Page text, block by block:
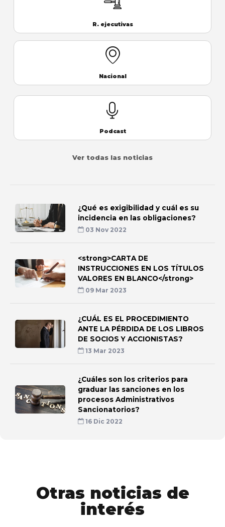
R. ejecutivas
Nacional
Podcast
Ver todas las noticias
¿Qué es exigibilidad y cuál es su
incidencia en las obligaciones?
03 Nov 2022
<strong>CARTA DE
INSTRUCCIONES EN LOS TÍTULOS
VALORES EN BLANCO</strong>
09 Mar 2023
¿CUÁL ES EL PROCEDIMIENTO
ANTE LA PÉRDIDA DE LOS LIBROS
DE SOCIOS Y ACCIONISTAS?
13 Mar 2023
¿Cuáles son los criterios para
graduar las sanciones en los
procesos Administrativos
Sancionatorios?
16 Dic 2022
Otras noticias de
interés